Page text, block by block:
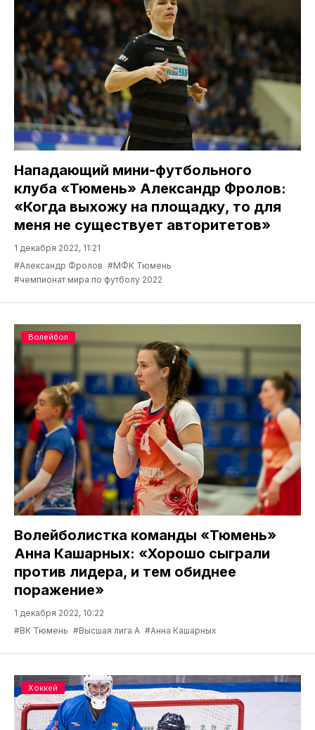
Нападающий мини-футбольного
клуба «Тюмень» Александр Фролов:
«Когда выхожу на площадку, то для
меня не существует авторитетов»
1 декабря 2022, 11:21
#Александр Фролов #МФК Тюмень
#чемпионат мира по футболу 2022
Волейболистка команды «Тюмень»
Анна Кашарных: «Хорошо сыграли
против лидера, и тем обиднее
поражение»
1 декабря 2022, 10:22
#ВК Тюмень #Высшая лига А #Анна Кашарных
Волейбол
Хоккей